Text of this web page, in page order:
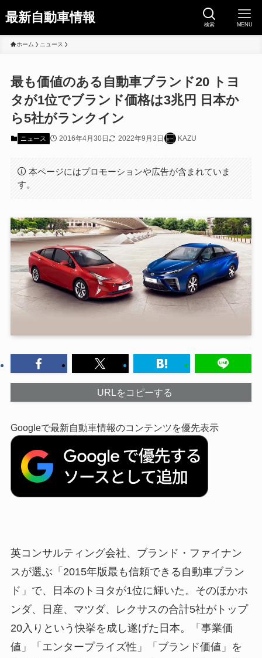
最新自動車情報 検索 MENU
ホーム ニュース
最も価値のある自動車ブランド20 トヨ
タが1位でブランド価格は3兆円 日本か
ら5社がランクイン
ニュース 2016年4月30日 2022年9月3日 KAZU
本ページにはプロモーションや広告が含まれていま
す。
URLをコピーする
Googleで最新自動車情報のコンテンツを優先表示
英コンサルティング会社、ブランド・ファイナン
スが選ぶ「2015年版最も信頼できる自動車ブラン
ド」で、日本のトヨタが1位に輝いた。そのほかホ
ンダ、日産、マツダ、レクサスの合計5社がトップ
20入りという快挙を成し遂げた日本。「事業価
値」「エンタープライズ性」「ブランド価値」を